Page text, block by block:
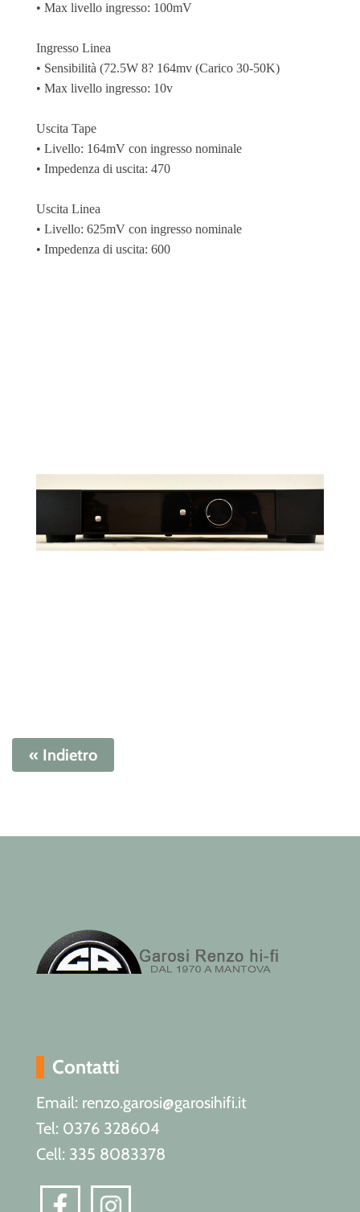
• Max livello ingresso: 100mV
Ingresso Linea
• Sensibilità (72.5W 8? 164mv (Carico 30-50K)
• Max livello ingresso: 10v
Uscita Tape
• Livello: 164mV con ingresso nominale
• Impedenza di uscita: 470
Uscita Linea
• Livello: 625mV con ingresso nominale
• Impedenza di uscita: 600
« Indietro
Contatti
Email: renzo.garosi@garosihifi.it
Tel: 0376 328604
Cell: 335 8083378